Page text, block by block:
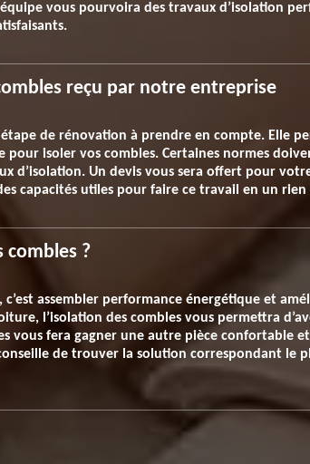
vous pourvoira des travaux d’isolation
reçu par notre entreprise
étape de rénovation à prendre en compte. Elle
pour isoler vos combles. Certaines normes
d’isolation. Un devis vous sera offert pour
capacités utiles pour faire ce travail en un rien
combles ?
c’est assembler performance énergétique et
l’isolation des combles vous permettra
vous fera gagner une autre pièce confortable
de trouver la solution correspondant le